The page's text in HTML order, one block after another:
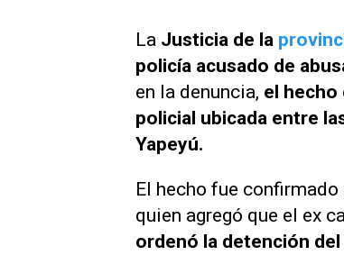
La Justicia de la
policía acusado de
en la denuncia, el hecho
policial ubicada entre
Yapeyú.
El hecho fue
quien agregó que el ex
ordenó la detención